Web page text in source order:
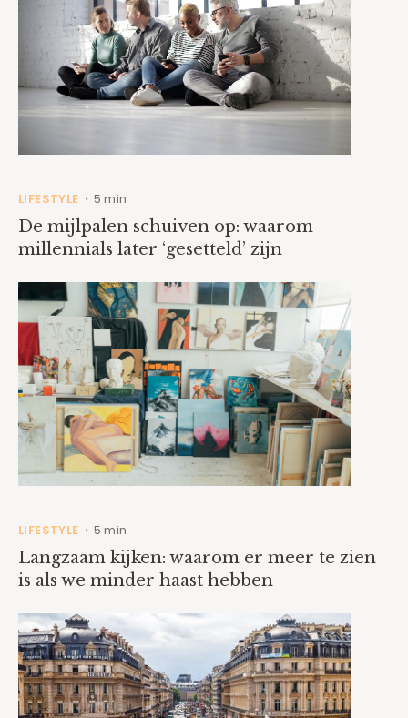
LIFESTYLE • 5 min
De mijlpalen schuiven op: waarom
millennials later ‘gesetteld’ zijn
LIFESTYLE • 5 min
Langzaam kijken: waarom er meer te zien
is als we minder haast hebben